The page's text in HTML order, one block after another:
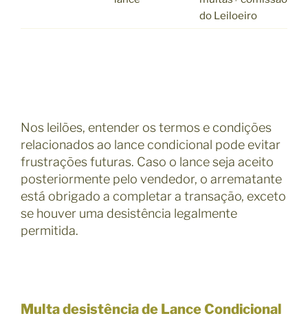
do Leiloeiro
Nos leilões, entender os termos e condições
relacionados ao lance condicional pode evitar
frustrações futuras. Caso o lance seja aceito
posteriormente pelo vendedor, o arrematante
está obrigado a completar a transação, exceto
se houver uma desistência legalmente
permitida.
Multa desistência de Lance Condicional